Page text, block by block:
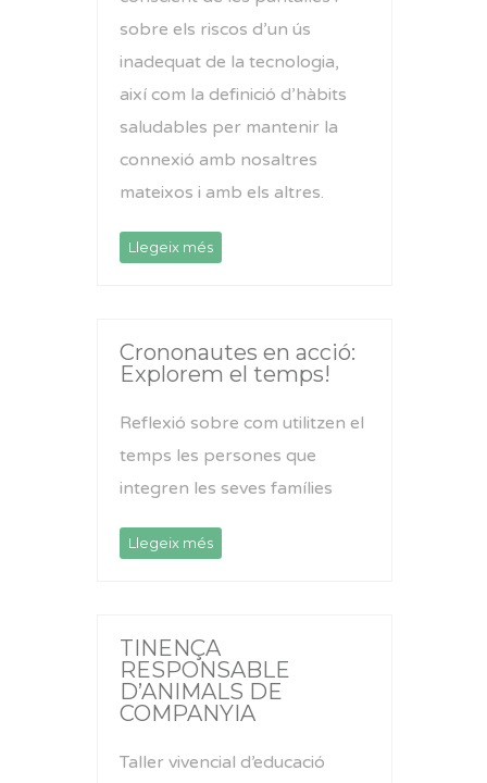
sobre els riscos d’un ús
inadequat de la tecnologia,
així com la definició d’hàbits
saludables per mantenir la
connexió amb nosaltres
mateixos i amb els altres.
Llegeix més
Crononautes en acció:
Explorem el temps!
Reflexió sobre com utilitzen el
temps les persones que
integren les seves famílies
Llegeix més
TINENÇA
RESPONSABLE
D’ANIMALS DE
COMPANYIA
Taller vivencial d’educació